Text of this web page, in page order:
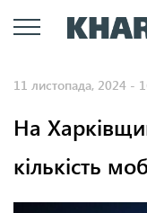
11 листопада, 2024 -
На
кількість